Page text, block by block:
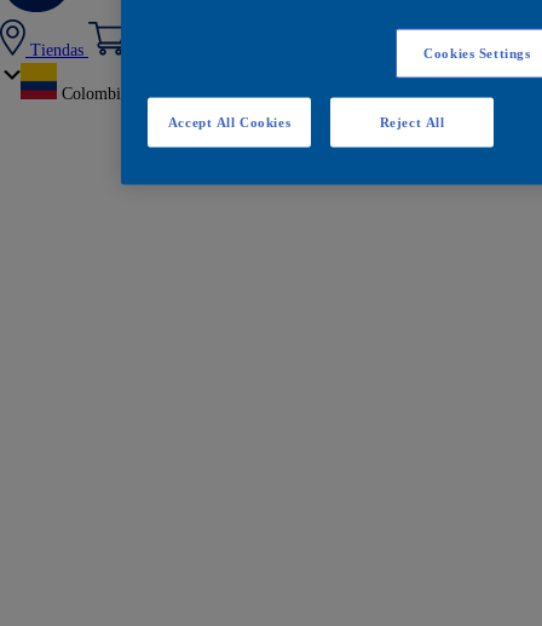
Tiendas
Colombia
Cookies Settings
Reject All
Accept All Cookies